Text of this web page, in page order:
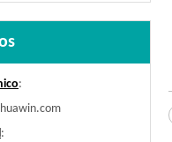
:
: